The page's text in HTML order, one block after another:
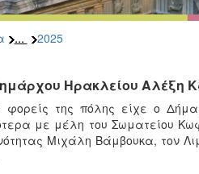
... 2025
Ηρακλείου Αλέξη
φορείς της πόλης είχε ο
με μέλη του Σωματείου
Μιχάλη Βάμβουκα, τον